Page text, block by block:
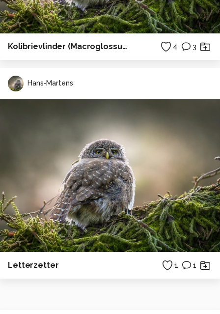
Kolibrievlinder (Macroglossum stellatarum) 4 3
Hans-Martens
Letterzetter 1 1